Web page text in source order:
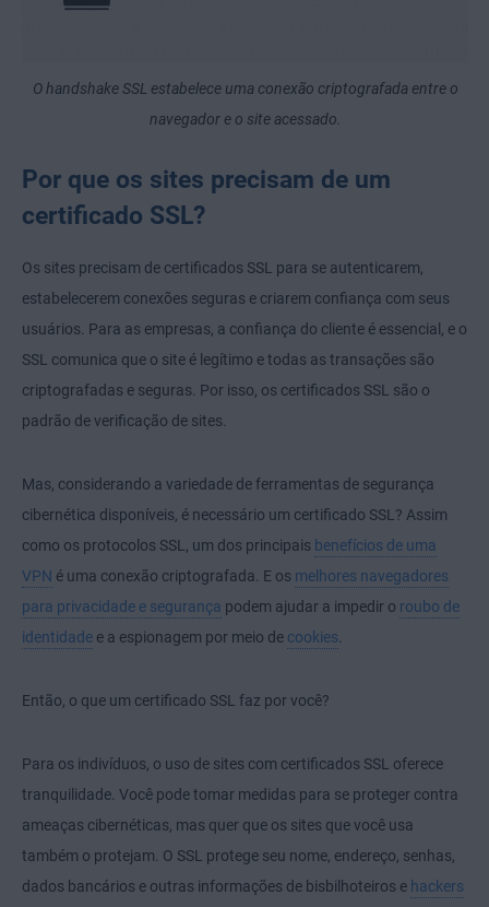
O handshake SSL estabelece uma conexão criptografada entre o
navegador e o site acessado.
Por que os sites precisam de um
certificado SSL?
Os sites precisam de certificados SSL para se autenticarem,
estabelecerem conexões seguras e criarem confiança com seus
usuários. Para as empresas, a confiança do cliente é essencial, e o
SSL comunica que o site é legítimo e todas as transações são
criptografadas e seguras. Por isso, os certificados SSL são o
padrão de verificação de sites.
Mas, considerando a variedade de ferramentas de segurança
cibernética disponíveis, é necessário um certificado SSL? Assim
como os protocolos SSL, um dos principais benefícios de uma
VPN é uma conexão criptografada. E os melhores navegadores
para privacidade e segurança podem ajudar a impedir o roubo de
identidade e a espionagem por meio de cookies.
Então, o que um certificado SSL faz por você?
Para os indivíduos, o uso de sites com certificados SSL oferece
tranquilidade. Você pode tomar medidas para se proteger contra
ameaças cibernéticas, mas quer que os sites que você usa
também o protejam. O SSL protege seu nome, endereço, senhas,
dados bancários e outras informações de bisbilhoteiros e hackers